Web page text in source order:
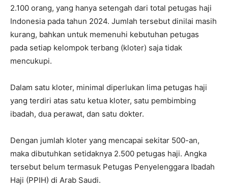
2.100 orang, yang hanya setengah dari total petugas haji
Indonesia pada tahun 2024. Jumlah tersebut dinilai masih
kurang, bahkan untuk memenuhi kebutuhan petugas
pada setiap kelompok terbang (kloter) saja tidak
mencukupi.
Dalam satu kloter, minimal diperlukan lima petugas haji
yang terdiri atas satu ketua kloter, satu pembimbing
ibadah, dua perawat, dan satu dokter.
Dengan jumlah kloter yang mencapai sekitar 500-an,
maka dibutuhkan setidaknya 2.500 petugas haji. Angka
tersebut belum termasuk Petugas Penyelenggara Ibadah
Haji (PPIH) di Arab Saudi.